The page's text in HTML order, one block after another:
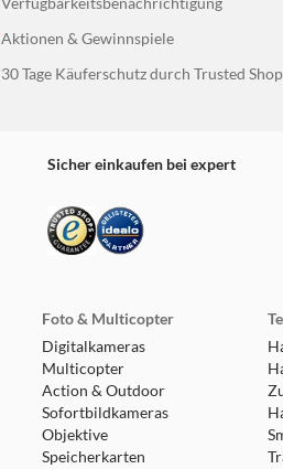
Aktionen & Gewinnspiele
30 Tage Käuferschutz durch Trusted
Sicher einkaufen bei expert
Foto & Multicopter
Digitalkameras
Multicopter
Action & Outdoor
Sofortbildkameras
Objektive
Speicherkarten